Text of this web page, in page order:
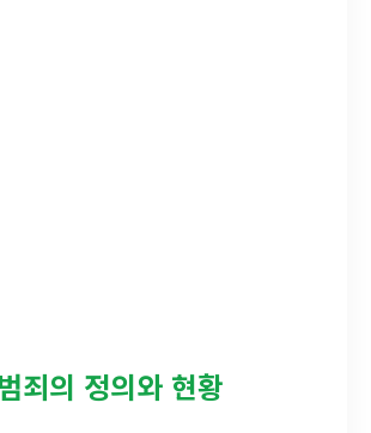
죄의 정의와 현황